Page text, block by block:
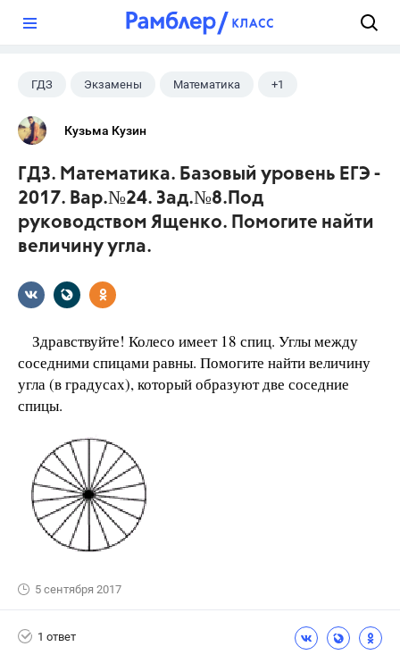
ГДЗ Экзамены Математика +1
Ященко И.В.
Кузьма Кузин
ГДЗ. Математика. Базовый уровень ЕГЭ -
2017. Вар.№24. Зад.№8.Под
руководством Ященко. Помогите найти
величину угла.
Здравствуйте! Колесо имеет 18 спиц. Углы между
соседними спицами равны. Помогите найти величину
угла (в градусах), который образуют две соседние
спицы.
5 сентября 2017
1 ответ